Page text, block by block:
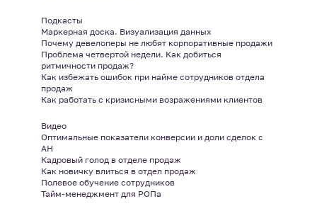
Подкасты
Маркерная доска. Визуализация данных
Почему девелоперы не любят корпоративные продажи
Проблема четвертой недели. Как добиться
ритмичности продаж?
Как избежать ошибок при найме сотрудников отдела
продаж
Как работать с кризисными возражениями клиентов
Видео
Оптимальные показатели конверсии и доли сделок с
АН
Кадровый голод в отделе продаж
Как новичку влиться в отдел продаж
Полевое обучение сотрудников
Тайм-менеджмент для РОПа